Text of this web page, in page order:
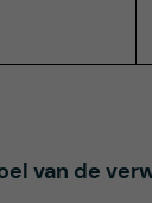
van de